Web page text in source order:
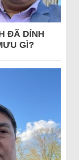
ĐÃ DÍNH
GÌ?